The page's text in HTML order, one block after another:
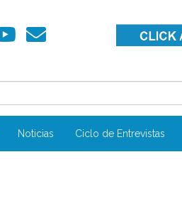
Noticias Ciclo de Entrevistas